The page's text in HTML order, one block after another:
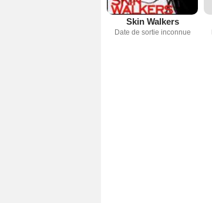
Skin Walkers
Date de sortie inconnue